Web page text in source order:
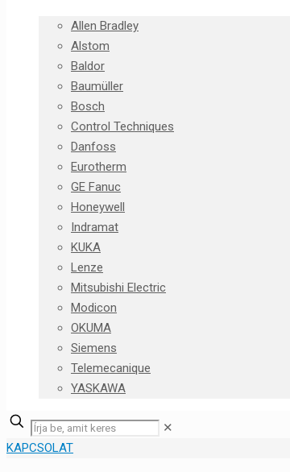
Allen Bradley
Alstom
Baldor
Baumüller
Bosch
Control Techniques
Danfoss
Eurotherm
GE Fanuc
Honeywell
Indramat
KUKA
Lenze
Mitsubishi Electric
Modicon
OKUMA
Siemens
Telemecanique
YASKAWA
✕
KAPCSOLAT